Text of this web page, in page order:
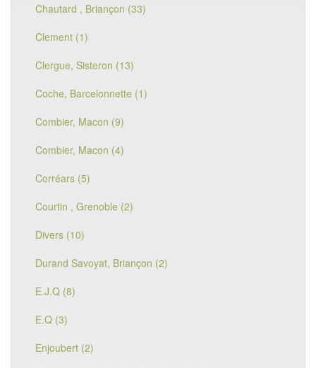
Chautard , Briançon (33)
Clement (1)
Clergue, Sisteron (13)
Coche, Barcelonnette (1)
Combier, Macon (9)
Combier, Macon (4)
Corréars (5)
Courtin , Grenoble (2)
Divers (10)
Durand Savoyat, Briançon (2)
E.J.Q (8)
E.Q (3)
Enjoubert (2)